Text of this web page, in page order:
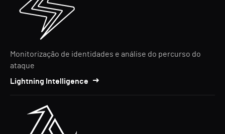
Monitorização de identidades e análise do percurso do
ataque
Lightning Intelligence